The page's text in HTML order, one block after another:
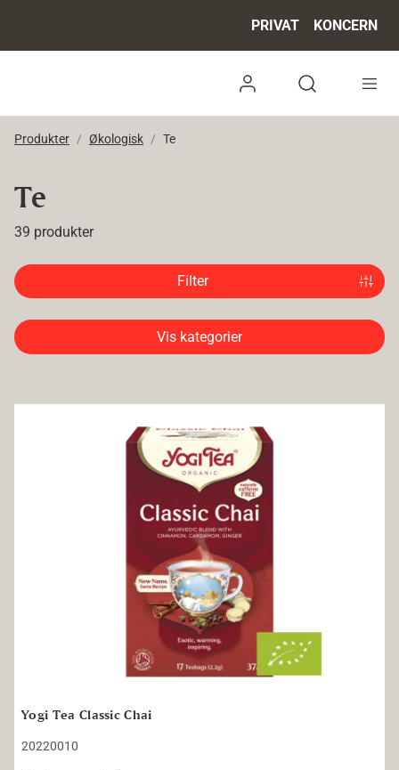
PRIVAT KONCERN
Log ind
Produkter Økologisk Te
Te
39 produkter
Filter
Vis kategorier
Yogi Tea Classic Chai
20220010